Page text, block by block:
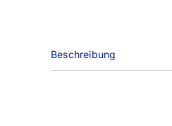
Beschreibung